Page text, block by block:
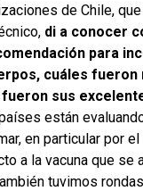
de Chile,
di a conocer
para
cuáles fueron
fueron sus
están
en particular por
a la vacuna que se
tuvimos